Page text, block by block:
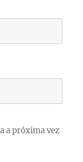
a próxima vez